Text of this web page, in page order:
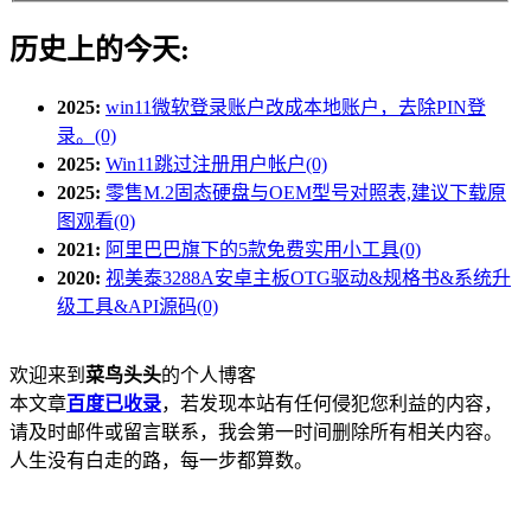
历史上的今天:
2025: win11微软登录账户改成本地账户，去除PIN登
录。(0)
2025: Win11跳过注册用户帐户(0)
2025: 零售M.2固态硬盘与OEM型号对照表,建议下载原
图观看(0)
2021: 阿里巴巴旗下的5款免费实用小工具(0)
2020: 视美泰3288A安卓主板OTG驱动&规格书&系统升
级工具&API源码(0)
欢迎来到 菜鸟头头的个人博客
本文章百度已收录，若发现本站有任何侵犯您利益的内容，
请及时邮件或留言联系，我会第一时间删除所有相关内容。
人生没有白走的路，每一步都算数。